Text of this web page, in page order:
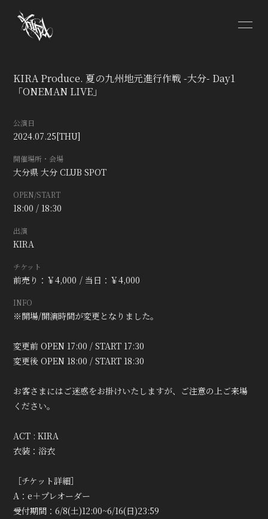
SCHEDULE
VIDEO
CONTACT
無料会員登録
KIRA Produce. 夏の九州地元進行作戦 -大分- Day1
「ONEMAN LIVE」
公演日
2024.07.25[THU]
開催場所・会場
大分県大分 CLUB SPOT
OPEN/START
18:00 / 18:30
出演
KIRA
チケット
前売り：￥4,000 当日：￥4,000
INFO
※開場/開演時間が変更となりました。
変更前 OPEN 17:00 / START 17:30
変更後 OPEN 18:00 / START 18:30
お客さまにはご迷惑をお掛けいたしますが、ご注意の上ご来場
ください。
ACT : KIRA
衣装：浴衣
［チケット詳細］
A：e＋プレオーダー
受付期間：6/8(土)12:00~6/16(日)23:59